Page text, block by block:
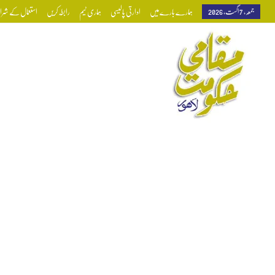
جمعہ, 7 اگست, 2026 ہمارے بارے میں ادارتی پالیسی ہماری ٹیم رابطہ کریں استعمال کے